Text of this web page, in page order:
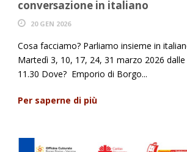
conversazione in italiano
20 GEN 2026
Cosa facciamo? Parliamo insieme in
Martedì 3, 10, 17, 24, 31 marzo 2026
11.30 Dove? Emporio di Borgo...
Per saperne di più